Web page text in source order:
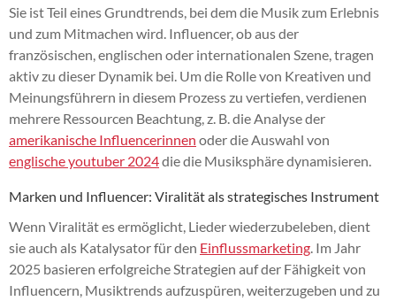
Sie ist Teil eines Grundtrends, bei dem die Musik zum Erlebnis
und zum Mitmachen wird. Influencer, ob aus der
französischen, englischen oder internationalen Szene, tragen
aktiv zu dieser Dynamik bei. Um die Rolle von Kreativen und
Meinungsführern in diesem Prozess zu vertiefen, verdienen
mehrere Ressourcen Beachtung, z. B. die Analyse der
amerikanische Influencerinnen oder die Auswahl von
englische youtuber 2024die die Musiksphäre dynamisieren.
Marken und Influencer: Viralität als strategisches Instrument
Wenn Viralität es ermöglicht, Lieder wiederzubeleben, dient
sie auch als Katalysator für den Einflussmarketing . Im Jahr
2025 basieren erfolgreiche Strategien auf der Fähigkeit von
Influencern, Musiktrends aufzuspüren, weiterzugeben und zu